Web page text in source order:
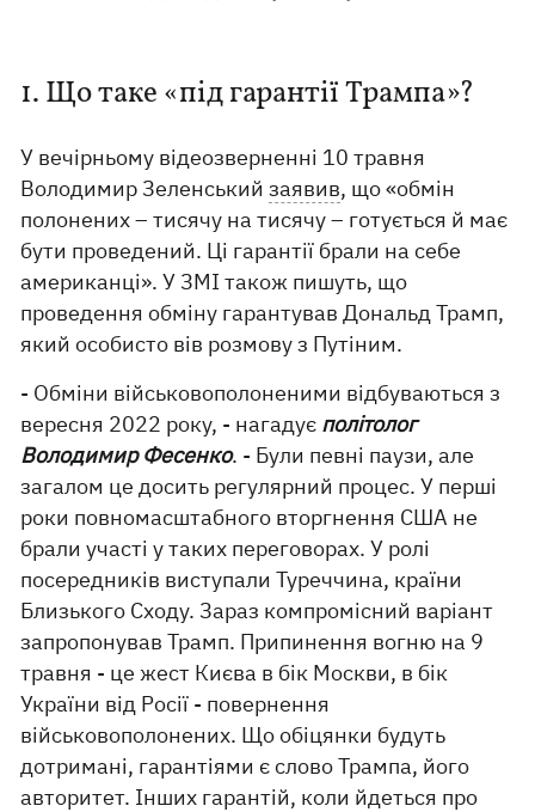
1. Що таке «під гарантії Трампа»?
У вечірньому відеозверненні 10 травня
Володимир Зеленськийзаявив, що «обмін
полонених – тисячу на тисячу – готується й має
бути проведений. Ці гарантії брали на себе
американці». У ЗМІ також пишуть, що
проведення обміну гарантував Дональд Трамп,
який особисто вів розмову з Путіним.
- Обміни військовополоненими відбуваються з
вересня 2022 року, - нагадує політолог
Володимир Фесенко. - Були певні паузи, але
загалом це досить регулярний процес. У перші
роки повномасштабного вторгнення США не
брали участі у таких переговорах. У ролі
посередників виступали Туреччина, країни
Близького Сходу. Зараз компромісний варіант
запропонував Трамп. Припинення вогню на 9
травня - це жест Києва в бік Москви, в бік
України від Росії - повернення
військовополонених. Що обіцянки будуть
дотримані, гарантіями є слово Трампа, його
авторитет. Інших гарантій, коли йдеться про